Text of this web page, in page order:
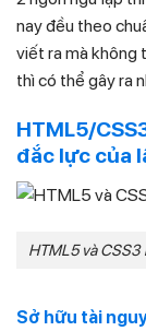
nay đều theo
viết ra mà không
thì có thể gây ra
HTML5/
đắc lực của
HTML5 và CSS3
Sở hữu tài